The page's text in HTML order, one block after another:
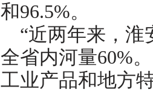
和96.5%。
“近两年来，
全省内河量60%
工业产品和地方